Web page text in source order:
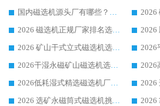
国内磁选机源头厂有哪些？2026 综合实力排名与采购避坑技巧
2026 磁选机正规厂家排名选购指南|行业口碑信赖品牌推荐性价比高靠谱磁电企业
2026 矿山干式立式磁选机选型攻略 梳理深耕磁电装备多年靠谱生产厂商
2026干湿永磁矿山磁选机选型攻略 优质生产厂家排名 选矿领域高口碑品牌推荐指南
2026低耗湿式精​选磁选机厂家怎么选?湿式精选磁选机供应商，行业认可度较高生产厂家华体会手机网页版-华体会(中国) 全面解析
2026 选矿永磁筒式磁选机挑选干货：华体会手机网页版-华体会(中国) 源头厂，绿色高效实力出众